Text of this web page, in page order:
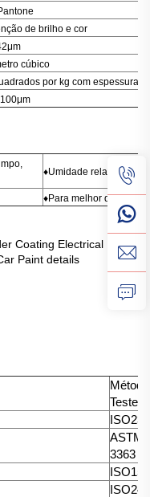
de brilho e cor
cúbico
por kg com espessura
♦Umidade relativa 50-
♦Para melhor
Teste
3363